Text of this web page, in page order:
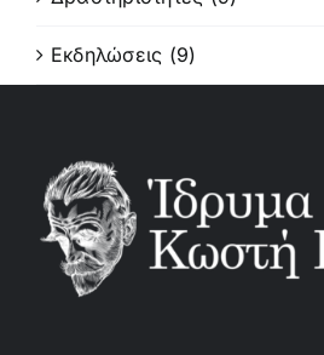
Εκδηλώσεις (9)